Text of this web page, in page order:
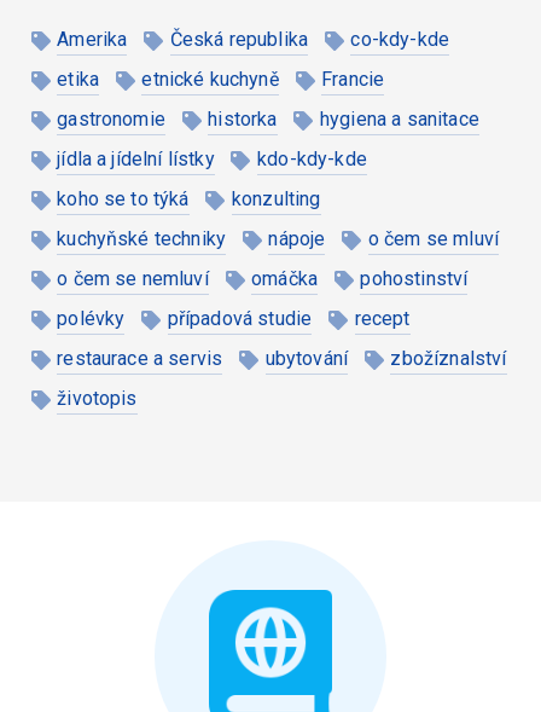
Amerika Česká republika
co-kdy-kde
etika
etnické kuchyně
Francie
gastronomie
historka
hygiena a sanitace
jídla a jídelní lístky
kdo-kdy-kde
koho se to týká
konzulting
kuchyňské techniky
nápoje
o čem se mluví
o čem se nemluví
omáčka
pohostinství
polévky
případová studie
recept
restaurace a servis
ubytování
zbožíznalství
životopis